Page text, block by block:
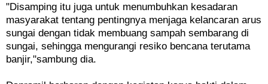
"Disamping itu juga untuk menumbuhkan kesadaran
masyarakat tentang pentingnya menjaga kelancaran arus
sungai dengan tidak membuang sampah sembarang di
sungai, sehingga mengurangi resiko bencana terutama
banjir,"sambung dia.